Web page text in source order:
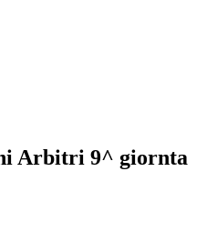
Arbitri 9^ giornta